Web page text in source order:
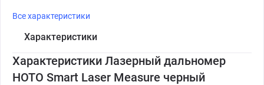
Все характеристики
Характеристики
Характеристики Лазерный дальномер
HOTO Smart Laser Measure черный